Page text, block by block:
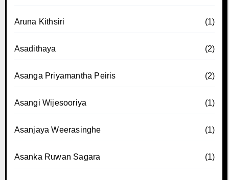
Aruna Kithsiri (1)
Asadithaya (2)
Asanga Priyamantha Peiris (2)
Asangi Wijesooriya (1)
Asanjaya Weerasinghe (1)
Asanka Ruwan Sagara (1)